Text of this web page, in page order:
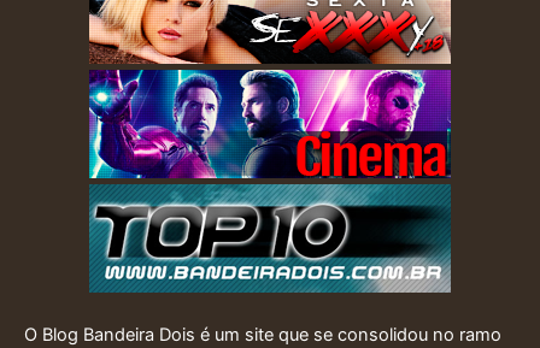
O Blog Bandeira Dois é um site que se consolidou no ramo